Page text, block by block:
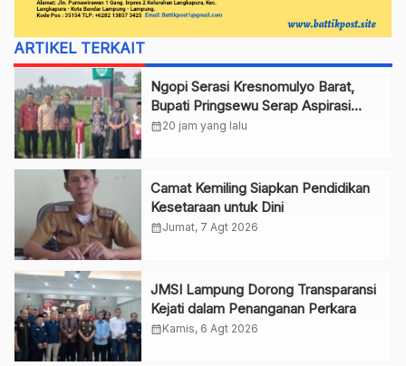
ARTIKEL TERKAIT
Ngopi Serasi Kresnomulyo Barat,
Bupati Pringsewu Serap Aspirasi
Warga
calendar_month20 jam yang lalu
Camat Kemiling Siapkan Pendidikan
Kesetaraan untuk Dini
calendar_monthJumat, 7 Agt 2026
JMSI Lampung Dorong Transparansi
Kejati dalam Penanganan Perkara
calendar_monthKamis, 6 Agt 2026